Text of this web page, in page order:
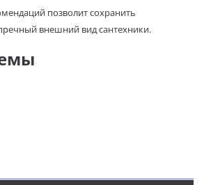
позволит сохранить
внешний вид сантехники.